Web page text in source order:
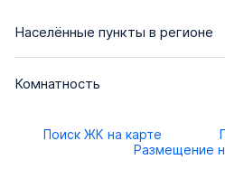
Населённые пункты в регионе
Комнатность
Поиск ЖК на карте
Размещение